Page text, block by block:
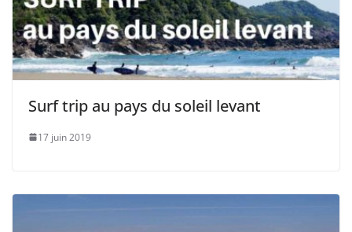
Surf trip au pays du soleil levant
17 juin 2019